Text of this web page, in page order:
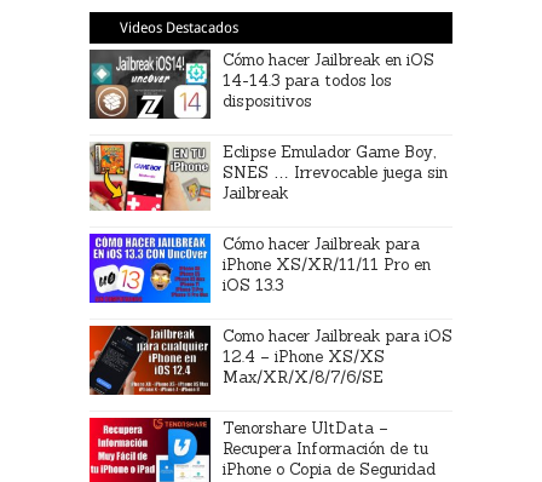
Videos Destacados
Cómo hacer Jailbreak en iOS
14-14.3 para todos los
dispositivos
Eclipse Emulador Game Boy,
SNES … Irrevocable juega sin
Jailbreak
Cómo hacer Jailbreak para
iPhone XS/XR/11/11 Pro en
iOS 13.3
Como hacer Jailbreak para iOS
12.4 – iPhone XS/XS
Max/XR/X/8/7/6/SE
Tenorshare UltData –
Recupera Información de tu
iPhone o Copia de Seguridad